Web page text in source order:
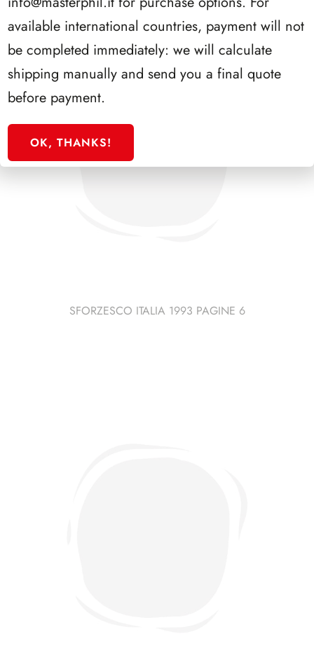
SFORZESCO ITALIA 1993 PAGINE 6
available international countries, payment will not
be completed immediately: we will calculate
shipping manually and send you a final quote
before payment.
OK, THANKS!